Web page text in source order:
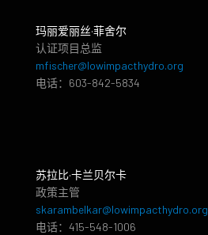
玛丽爱丽丝·菲舍尔
认证项目总监
mfischer@lowimpacthydro.org
电话：603-842-5834
苏拉比·卡兰贝尔卡
政策主管
skarambelkar@lowimpacthydro.org
电话：415-548-1006